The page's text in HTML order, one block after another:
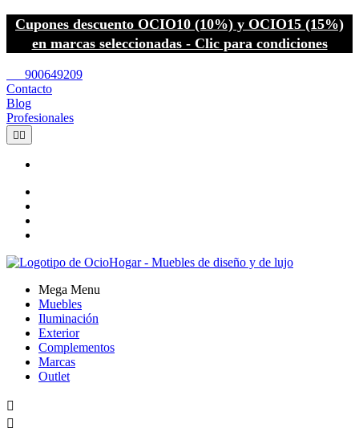
Cupones descuento OCIO10 (10%) y OCIO15 (15%)
en marcas seleccionadas - Clic para condiciones
900649209
Contacto
Blog
Profesionales
 
Mega Menu
Muebles
Iluminación
Exterior
Complementos
Marcas
Outlet

